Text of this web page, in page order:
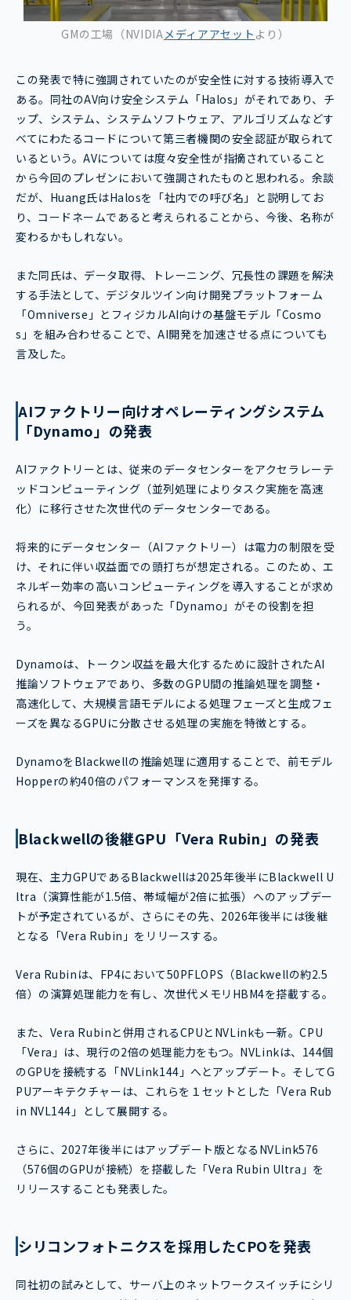
GMの工場（NVIDIAメディアアセット より）
この発表で特に強調されていたのが安全性に対する技術導入で
ある。同社のAV向け安全システム「Halos」がそれであり、チ
ップ、システム、システムソフトウェア、アルゴリズムなどす
べてにわたるコードについて第三者機関の安全認証が取られて
いるという。AVについては度々安全性が指摘されていること
から今回のプレゼンにおいて強調されたものと思われる。余談
だが、Huang氏はHalosを「社内での呼び名」と説明してお
り、コードネームであると考えられることから、今後、名称が
変わるかもしれない。
また同氏は、データ取得、トレーニング、冗長性の課題を解決
する手法として、デジタルツイン向け開発プラットフォーム
「Omniverse」とフィジカルAI向けの基盤モデル「Cosmo
s」を組み合わせることで、AI開発を加速させる点についても
言及した。
AIファクトリー向けオペレーティングシステム
「Dynamo」の発表
AIファクトリーとは、従来のデータセンターをアクセラレーテ
ッドコンピューティング（並列処理によりタスク実施を高速
化）に移行させた次世代のデータセンターである。
将来的にデータセンター（AIファクトリー）は電力の制限を受
け、それに伴い収益面での頭打ちが想定される。このため、エ
ネルギー効率の高いコンピューティングを導入することが求め
られるが、今回発表があった「Dynamo」がその役割を担
う。
Dynamoは、トークン収益を最大化するために設計されたAI
推論ソフトウェアであり、多数のGPU間の推論処理を調整・
高速化して、大規模言語モデルによる処理フェーズと生成フェ
ーズを異なるGPUに分散させる処理の実施を特徴とする。
DynamoをBlackwellの推論処理に適用することで、前モデル
Hopperの約40倍のパフォーマンスを発揮する。
Blackwellの後継GPU「Vera Rubin」の発表
現在、主力GPUであるBlackwellは2025年後半にBlackwell U
ltra（演算性能が1.5倍、帯域幅が2倍に拡張）へのアップデー
トが予定されているが、さらにその先、2026年後半には後継
となる「Vera Rubin」をリリースする。
Vera Rubinは、FP4において50PFLOPS（Blackwellの約2.5
倍）の演算処理能力を有し、次世代メモリHBM4を搭載する。
また、Vera Rubinと併用されるCPUとNVLinkも一新。CPU
「Vera」は、現行の2倍の処理能力をもつ。NVLinkは、144個
のGPUを接続する「NVLink144」へとアップデート。そしてG
PUアーキテクチャーは、これらを１セットとした「Vera Rub
in NVL144」として展開する。
さらに、2027年後半にはアップデート版となるNVLink576
（576個のGPUが接続）を搭載した「Vera Rubin Ultra」を
リリースすることも発表した。
シリコンフォトニクスを採用したCPOを発表
同社初の試みとして、サーバ上のネットワークスイッチにシリ